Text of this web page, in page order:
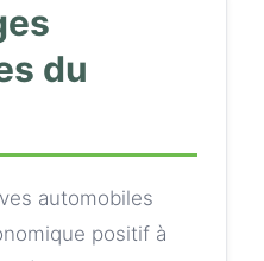
du
automobiles
positif à